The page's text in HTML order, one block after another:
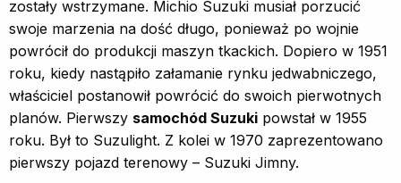
zostały wstrzymane. Michio Suzuki musiał porzucić
swoje marzenia na dość długo, ponieważ po wojnie
powrócił do produkcji maszyn tkackich. Dopiero w 1951
roku, kiedy nastąpiło załamanie rynku jedwabniczego,
właściciel postanowił powrócić do swoich pierwotnych
planów. Pierwszy samochód Suzuki powstał w 1955
roku. Był to Suzulight. Z kolei w 1970 zaprezentowano
pierwszy pojazd terenowy – Suzuki Jimny.